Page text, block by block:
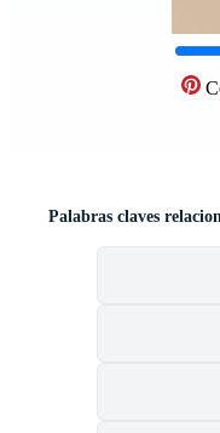
Palabras claves